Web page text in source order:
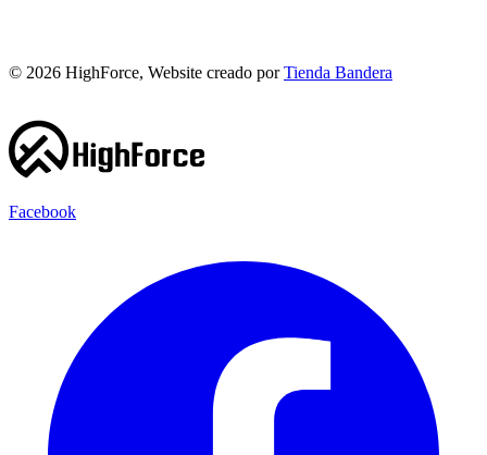
© 2026 HighForce, Website creado por Tienda Bandera
Facebook